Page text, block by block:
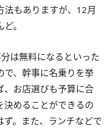
法もありますが、12月
。
は無料になるといった
で、幹事に名乗りを挙
、お店選びも予算に合
決めることができるの
。また、ランチなどで